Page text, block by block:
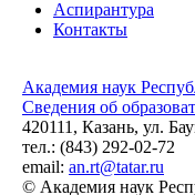
Аспирантура
Контакты
Академия наук
Сведения об
420111, Казань, ул.
тел.: (843) 292-02-72
email: an.rt@tatar.ru
© Академия наук